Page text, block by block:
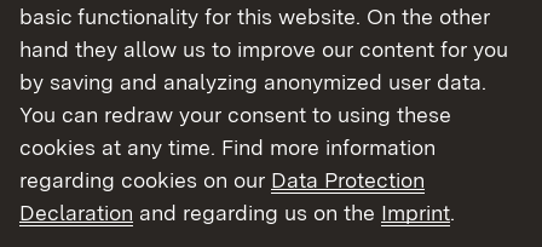
Zuständigkeiten der
Regierungspräsidien
Höhere Ausländerbehörde
Als höhere Ausländerbehörde haben die
Regierungspräsidien die Fachaufsicht über die
unteren Ausländerbehörden im Land. Zu den
basic functionality for this website. On the other
hand they allow us to improve our content for you
by saving and analyzing anonymized user data.
You can redraw your consent to using these
cookies at any time. Find more information
regarding cookies on our Data Protection
Declaration and regarding us on the Imprint.